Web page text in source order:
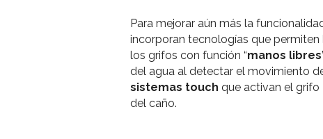
Para mejorar aún más la
incorporan tecnologías que permiten
los grifos con función “manos libres
del agua al detectar el movimiento
sistemas touch que activan el
del caño.